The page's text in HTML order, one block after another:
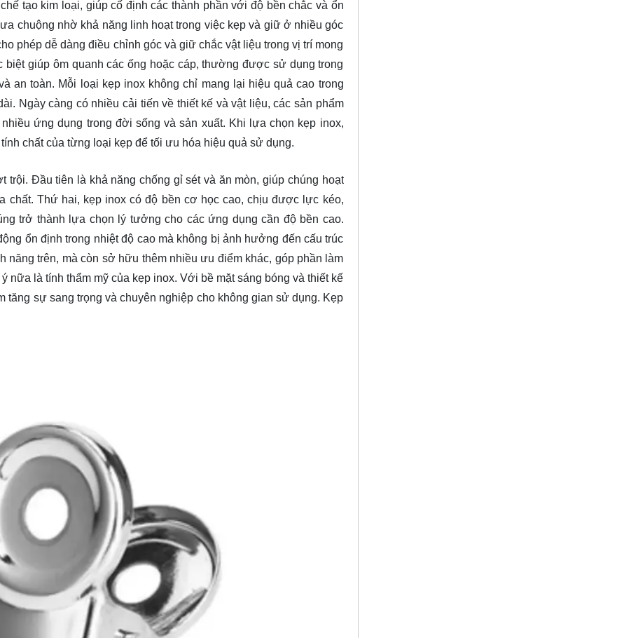
tạo kim loại, giúp cố định các thành phần với độ bền chắc và ổn
chuộng nhờ khả năng linh hoạt trong việc kẹp và giữ ở nhiều góc
phép dễ dàng điều chỉnh góc và giữ chắc vật liệu trong vị trí mong
biệt giúp ôm quanh các ống hoặc cáp, thường được sử dụng trong
an toàn. Mỗi loại kẹp inox không chỉ mang lại hiệu quả cao trong
Ngày càng có nhiều cải tiến về thiết kế và vật liệu, các sản phẩm
ứng dụng trong đời sống và sản xuất. Khi lựa chọn kẹp inox,
chất của từng loại kẹp để tối ưu hóa hiệu quả sử dụng.
Đầu tiên là khả năng chống gỉ sét và ăn mòn, giúp chúng hoạt
chất. Thứ hai, kẹp inox có độ bền cơ học cao, chịu được lực kéo,
trở thành lựa chọn lý tưởng cho các ứng dụng cần độ bền cao.
ổn định trong nhiệt độ cao mà không bị ảnh hưởng đến cấu trúc
năng trên, mà còn sở hữu thêm nhiều ưu điểm khác, góp phần làm
nữa là tính thẩm mỹ của kẹp inox. Với bề mặt sáng bóng và thiết kế
tăng sự sang trọng và chuyên nghiệp cho không gian sử dụng. Kẹp